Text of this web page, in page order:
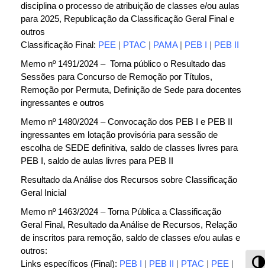
disciplina o processo de atribuição de classes e/ou aulas
para 2025, Republicação da Classificação Geral Final e
outros
Classificação Final: PEE | PTAC | PAMA| PEB I | PEB II
Memo nº 1491/2024 – Torna público o Resultado das
Sessões para Concurso de Remoção por Títulos,
Remoção por Permuta, Definição de Sede para docentes
ingressantes e outros
Memo nº 1480/2024 – Convocação dos PEB I e PEB II
ingressantes em lotação provisória para sessão de
escolha de SEDE definitiva, saldo de classes livres para
PEB I, saldo de aulas livres para PEB II
Resultado da Análise dos Recursos sobre Classificação
Geral Inicial
Memo nº 1463/2024 – Torna Pública a Classificação
Geral Final, Resultado da Análise de Recursos, Relação
de inscritos para remoção, saldo de classes e/ou aulas e
outros:
Links específicos (Final): PEB I | PEB II | PTAC | PEE |